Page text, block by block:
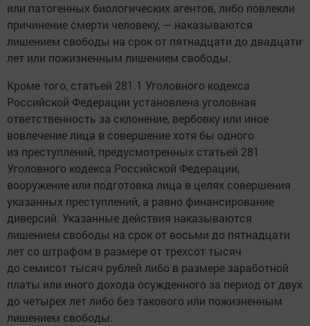
или патогенных биологических агентов, либо повлекли
причинение смерти человеку, — наказываются
лишением свободы на срок от пятнадцати до двадцати
лет или пожизненным лишением свободы.
Кроме того, статьей 281.1 Уголовного кодекса
Российской Федерации установлена уголовная
ответственность за склонение, вербовку или иное
вовлечение лица в совершение хотя бы одного
из преступлений, предусмотренных статьей 281
Уголовного кодекса Российской Федерации,
вооружение или подготовка лица в целях совершения
указанных преступлений, а равно финансирование
диверсий. Указанные действия наказываются
лишением свободы на срок от восьми до пятнадцати
лет со штрафом в размере от трехсот тысяч
до семисот тысяч рублей либо в размере заработной
платы или иного дохода осужденного за период от двух
до четырех лет либо без такового или пожизненным
лишением свободы.